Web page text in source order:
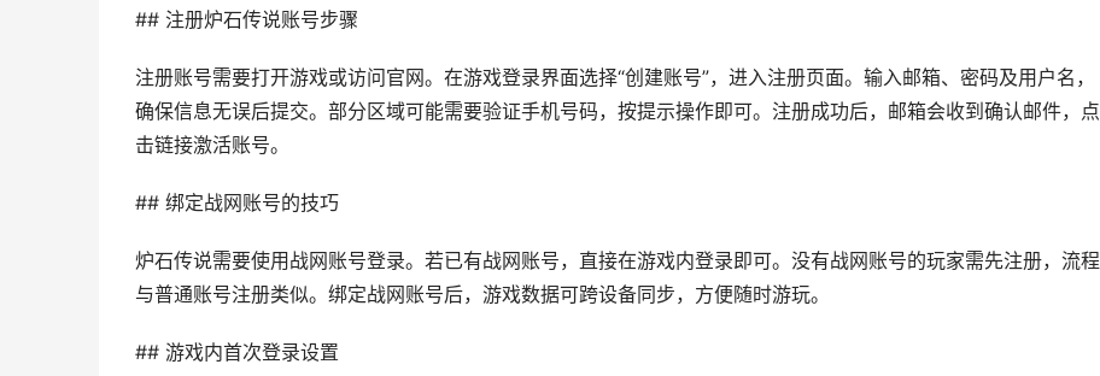
## 注册炉石传说账号步骤
注册账号需要打开游戏或访问官网。在游戏登录界面选择“创建账号”，进入注册页面。输入邮箱、密码及用户名，
确保信息无误后提交。部分区域可能需要验证手机号码，按提示操作即可。注册成功后，邮箱会收到确认邮件，点
击链接激活账号。
## 绑定战网账号的技巧
炉石传说需要使用战网账号登录。若已有战网账号，直接在游戏内登录即可。没有战网账号的玩家需先注册，流程
与普通账号注册类似。绑定战网账号后，游戏数据可跨设备同步，方便随时游玩。
## 游戏内首次登录设置